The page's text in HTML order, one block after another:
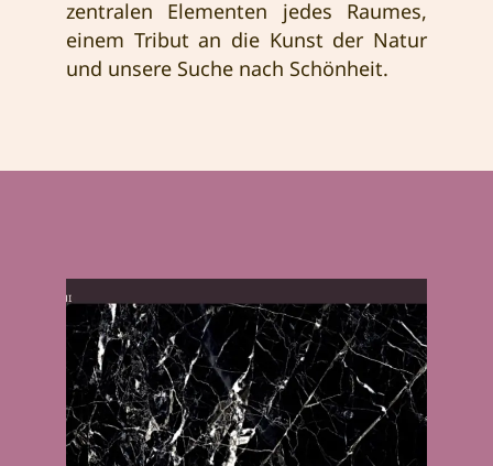
zentralen Elementen jedes Raumes,
einem Tribut an die Kunst der Natur
und unsere Suche nach Schönheit.